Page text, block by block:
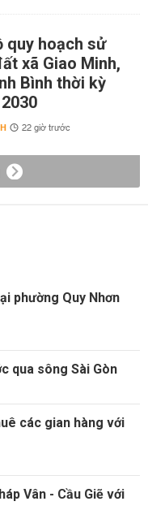
quy hoạch sử
xã Giao Minh,
Bình thời kỳ
22 giờ trước
phường Quy Nhơn
qua sông Sài Gòn
các gian hàng với
Vân - Cầu Giẽ với